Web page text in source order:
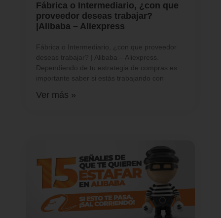
Fábrica o Intermediario, ¿con que
proveedor deseas trabajar?
|Alibaba – Aliexpress
Fábrica o Intermediario, ¿con que proveedor
deseas trabajar? | Alibaba – Aliexpress.
Dependiendo de tu estrategia de compras es
importante saber si estás trabajando con
Ver más »